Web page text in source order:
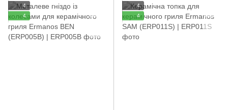
4
4
4
4